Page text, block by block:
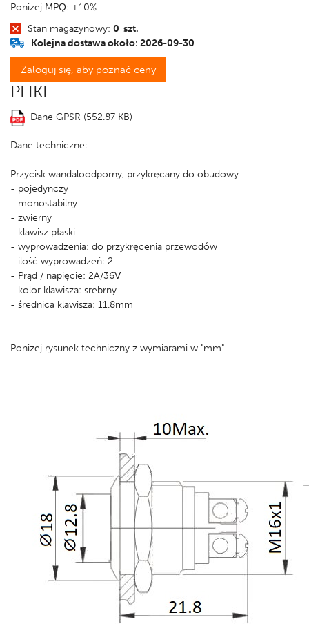
Poniżej MPQ: +10%
Stan magazynowy: 0 szt.
Kolejna dostawa około: 2026-09-30
Zaloguj się, aby poznać ceny
PLIKI
Dane GPSR (552.87 KB)
Dane techniczne:
Przycisk wandaloodporny, przykręcany do obudowy
- pojedynczy
- monostabilny
- zwierny
- klawisz płaski
- wyprowadzenia: do przykręcenia przewodów
- ilość wyprowadzeń: 2
- Prąd / napięcie: 2A/36V
- kolor klawisza: srebrny
- średnica klawisza: 11.8mm
Poniżej rysunek techniczny z wymiarami w "mm"